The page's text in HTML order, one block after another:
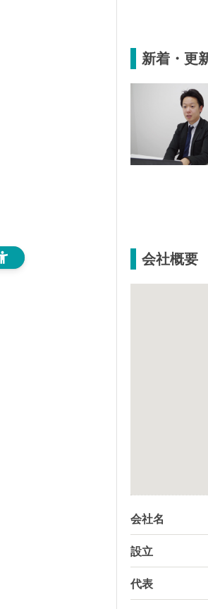
新着・更
会社概要
会社名
設立
代表